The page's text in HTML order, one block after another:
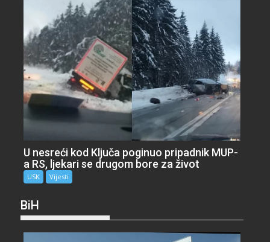
U nesreći kod Ključa poginuo pripadnik MUP-
a RS, ljekari se drugom bore za život
USK Vijesti
BiH